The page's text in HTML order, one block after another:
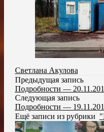
Светлана Акулова
Предыдущая запись
Подробности —
Следующая запись
Подробности —
Ещё записи из рубрики